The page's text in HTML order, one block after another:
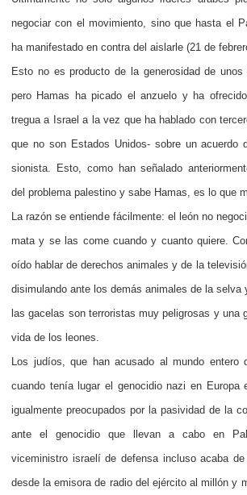
negociar con el movimiento, sino que hasta el
ha manifestado en contra del aislarle (21 de
Esto no es producto de la generosidad de unos
pero Hamas ha picado el anzuelo y ha
tregua a Israel a la vez que ha hablado con
que no son Estados Unidos- sobre un acuerdo
sionista. Esto, como han señalado
del problema palestino y sabe Hamas, es lo que
La razón se entiende fácilmente: el león no
mata y se las come cuando y cuanto quiere.
oído hablar de derechos animales y de la
disimulando ante los demás animales de la selva
las gacelas son terroristas muy peligrosas y una
vida de los leones.
Los judíos, que han acusado al mundo entero
cuando tenía lugar el genocidio nazi en Europa
igualmente preocupados por la pasividad de la
ante el genocidio que llevan a cabo en
viceministro israelí de defensa incluso acaba
desde la emisora de radio del ejército al millón y